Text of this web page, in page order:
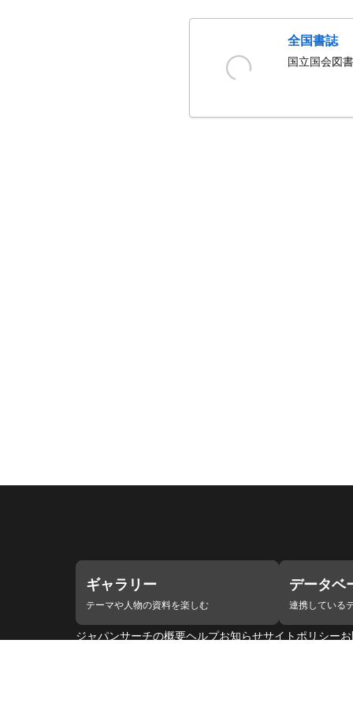
全国書誌
国立国会図
ギャラリー
テーマや人物の資料を楽しむ
データベ
連携している
ジャパンサーチの概要ヘルプお知らせサイトポリシー